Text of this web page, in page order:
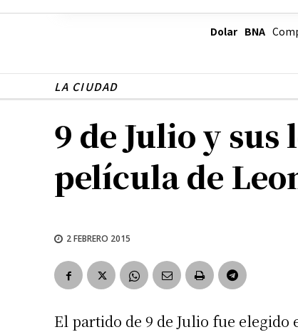
Dolar BNA
LA CIUDAD
9 de Julio y
película de
2 FEBRERO 2015
El partido de 9 de Julio fue